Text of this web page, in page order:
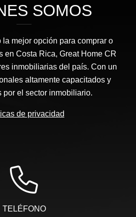
SOMOS
la mejor opción para comprar o
en Costa Rica, Great Home CR
inmobiliarias del país. Con un
altamente capacitados y
por el sector inmobiliario.
de privacidad
TELÉFONO